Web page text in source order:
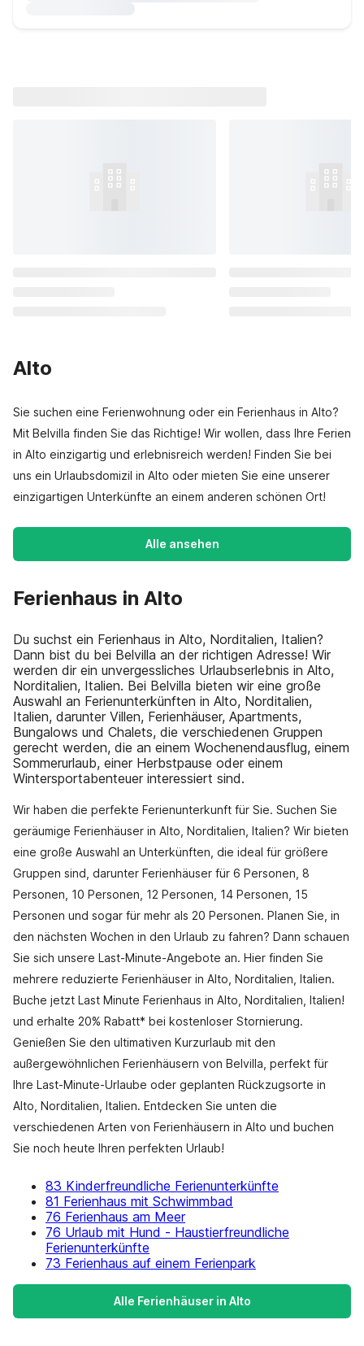
Alto
Sie suchen eine Ferienwohnung oder ein Ferienhaus in Alto?
Mit Belvilla finden Sie das Richtige! Wir wollen, dass Ihre Ferien
in Alto einzigartig und erlebnisreich werden! Finden Sie bei
uns ein Urlaubsdomizil in Alto oder mieten Sie eine unserer
einzigartigen Unterkünfte an einem anderen schönen Ort!
Alle ansehen
Ferienhaus in Alto
Du suchst ein Ferienhaus in Alto, Norditalien, Italien?
Dann bist du bei Belvilla an der richtigen Adresse! Wir
werden dir ein unvergessliches Urlaubserlebnis in Alto,
Norditalien, Italien. Bei Belvilla bieten wir eine große
Auswahl an Ferienunterkünften in Alto, Norditalien,
Italien, darunter Villen, Ferienhäuser, Apartments,
Bungalows und Chalets, die verschiedenen Gruppen
gerecht werden, die an einem Wochenendausflug, einem
Sommerurlaub, einer Herbstpause oder einem
Wintersportabenteuer interessiert sind.
Wir haben die perfekte Ferienunterkunft für Sie. Suchen Sie
geräumige Ferienhäuser in Alto, Norditalien, Italien? Wir bieten
eine große Auswahl an Unterkünften, die ideal für größere
Gruppen sind, darunter Ferienhäuser für 6 Personen, 8
Personen, 10 Personen, 12 Personen, 14 Personen, 15
Personen und sogar für mehr als 20 Personen. Planen Sie, in
den nächsten Wochen in den Urlaub zu fahren? Dann schauen
Sie sich unsere Last-Minute-Angebote an. Hier finden Sie
mehrere reduzierte Ferienhäuser in Alto, Norditalien, Italien.
Buche jetzt Last Minute Ferienhaus in Alto, Norditalien, Italien!
und erhalte 20% Rabatt* bei kostenloser Stornierung.
Genießen Sie den ultimativen Kurzurlaub mit den
außergewöhnlichen Ferienhäusern von Belvilla, perfekt für
Ihre Last-Minute-Urlaube oder geplanten Rückzugsorte in
Alto, Norditalien, Italien. Entdecken Sie unten die
verschiedenen Arten von Ferienhäusern in Alto und buchen
Sie noch heute Ihren perfekten Urlaub!
83 Kinderfreundliche Ferienunterkünfte
81 Ferienhaus mit Schwimmbad
76 Ferienhaus am Meer
76 Urlaub mit Hund - Haustierfreundliche
Ferienunterkünfte
73 Ferienhaus auf einem Ferienpark
Alle Ferienhäuser in Alto